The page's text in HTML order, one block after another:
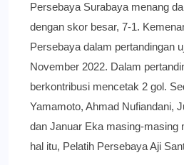
Persebaya Surabaya menang
dengan skor besar, 7-1.
Persebaya dalam pertandingan
November 2022. Dalam
berkontribusi mencetak 2 gol.
Yamamoto, Ahmad Nufiandani,
dan Januar Eka masing-masing
hal itu, Pelatih Persebaya Aji